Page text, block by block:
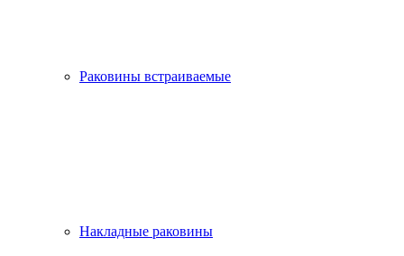
Раковины встраиваемые
Накладные раковины